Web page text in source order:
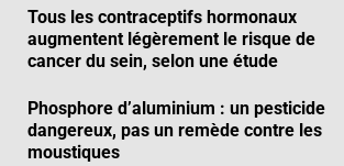
Tous les contraceptifs hormonaux
augmentent légèrement le risque de
cancer du sein, selon une étude
Phosphore d’aluminium : un pesticide
dangereux, pas un remède contre les
moustiques